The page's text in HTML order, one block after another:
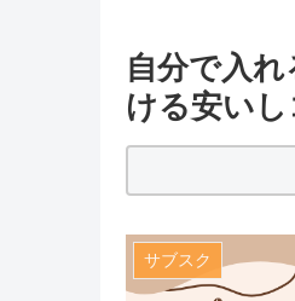
自分で入
ける安い
サブスク